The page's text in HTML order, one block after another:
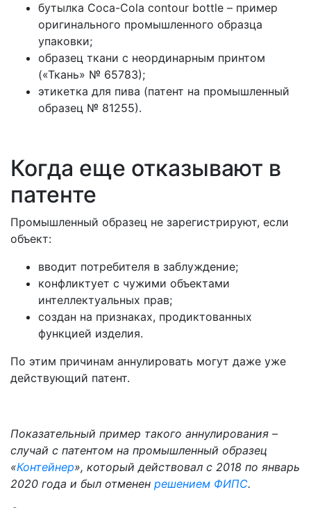
бутылка Coca-Cola contour bottle – пример
оригинального промышленного образца
упаковки;
образец ткани с неординарным принтом
(«Ткань» № 65783);
этикетка для пива (патент на промышленный
образец № 81255).
Когда еще отказывают в
патенте
Промышленный образец не зарегистрируют, если
объект:
вводит потребителя в заблуждение;
конфликтует с чужими объектами
интеллектуальных прав;
создан на признаках, продиктованных
функцией изделия.
По этим причинам аннулировать могут даже уже
действующий патент.
Показательный пример такого аннулирования –
случай с патентом на промышленный образец
«Контейнер», который действовал с 2018 по январь
2020 года и был отменен решением ФИПС.